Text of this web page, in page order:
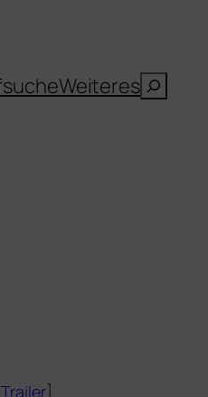
WeiteresSuchen
Trailer]